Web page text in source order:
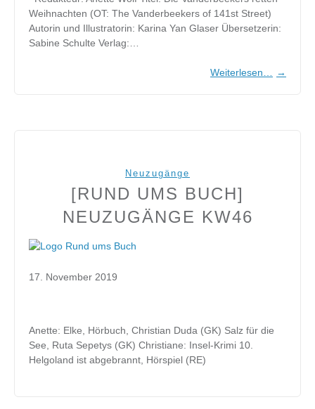
Weihnachten (OT: The Vanderbeekers of 141st Street)
Autorin und Illustratorin: Karina Yan Glaser Übersetzerin:
Sabine Schulte Verlag:…
Weiterlesen… →
Neuzugänge
[RUND UMS BUCH]
NEUZUGÄNGE KW46
17. November 2019
Anette: Elke, Hörbuch, Christian Duda (GK) Salz für die
See, Ruta Sepetys (GK) Christiane: Insel-Krimi 10.
Helgoland ist abgebrannt, Hörspiel (RE)